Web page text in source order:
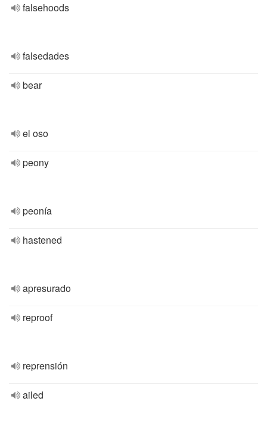
falsehoods
falsedades
bear
el oso
peony
peonía
hastened
apresurado
reproof
reprensión
ailed